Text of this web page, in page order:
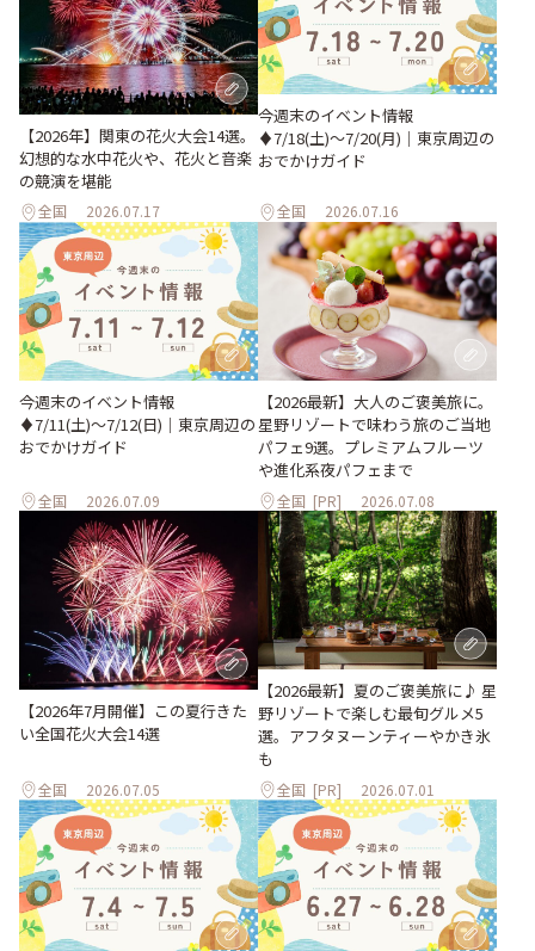
【2026年】関東の花火大会14選。
幻想的な水中花火や、花火と音楽
の競演を堪能
全国 2026.07.17
今週末のイベント情報
♦︎7/18(土)〜7/20(月)｜東京周辺の
おでかけガイド
全国 2026.07.16
今週末のイベント情報
♦︎7/11(土)〜7/12(日)｜東京周辺の
おでかけガイド
全国 2026.07.09
【2026最新】大人のご褒美旅に。
星野リゾートで味わう旅のご当地
パフェ9選。プレミアムフルーツ
や進化系夜パフェまで
全国 [PR] 2026.07.08
【2026年7月開催】この夏行きた
い全国花火大会14選
全国 2026.07.05
【2026最新】夏のご褒美旅に♪ 星
野リゾートで楽しむ最旬グルメ5
選。アフタヌーンティーやかき氷
も
全国 [PR] 2026.07.01